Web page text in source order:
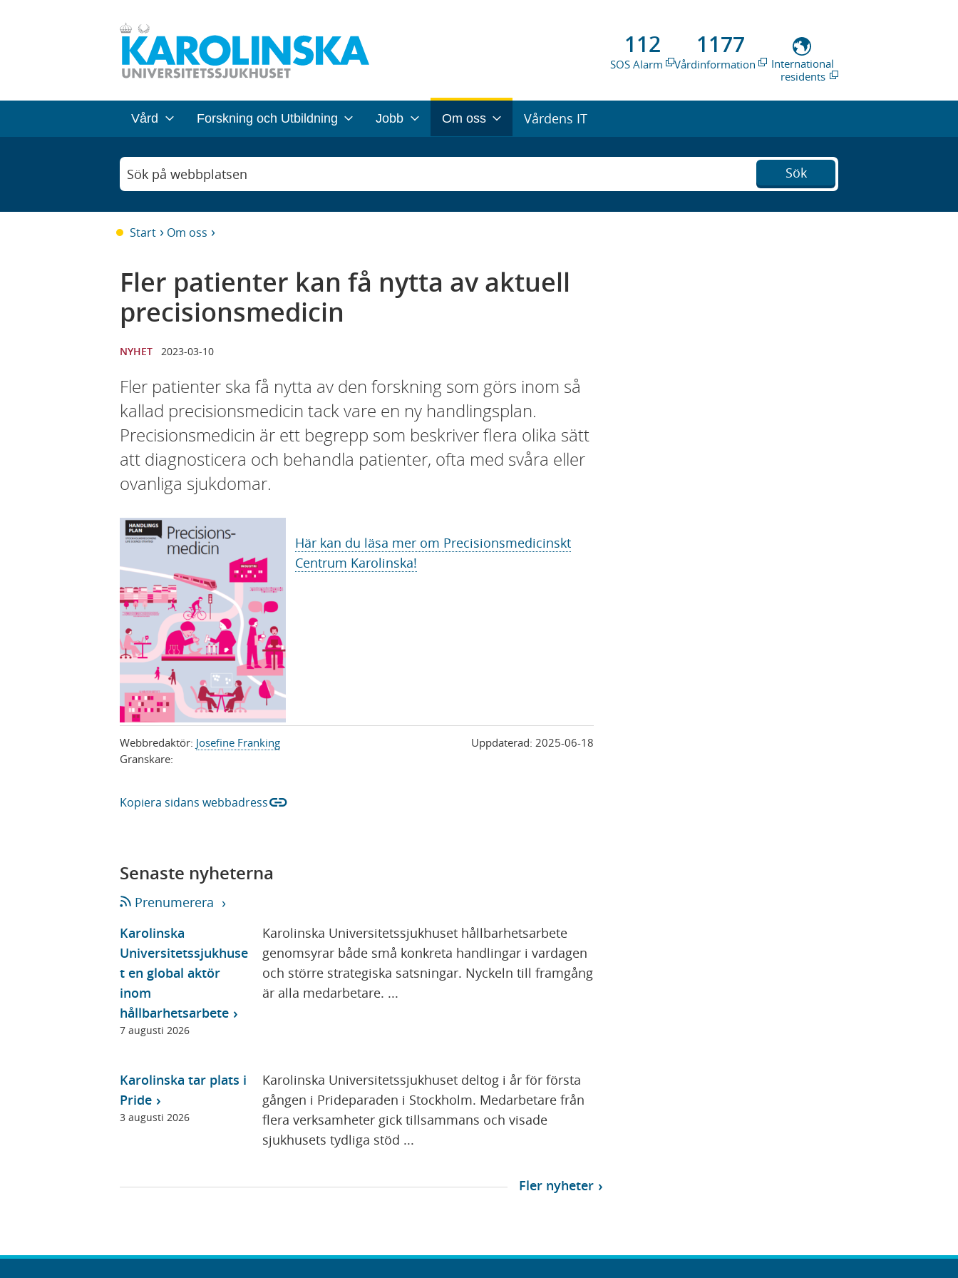
112
SOS Alarm
1177
Vårdinformation
International
residents
Vård Forskning och Utbildning Jobb Om oss Vårdens IT
Sök på webbplatsen Sök
Start Om oss
Fler patienter kan få nytta av aktuell
precisionsmedicin
NYHET 2023-03-10
Fler patienter ska få nytta av den forskning som görs inom så
kallad precisionsmedicin tack vare en ny handlingsplan.
Precisionsmedicin är ett begrepp som beskriver flera olika sätt
att diagnosticera och behandla patienter, ofta med svåra eller
ovanliga sjukdomar.
Här kan du läsa mer om Precisionsmedicinskt
Centrum Karolinska!
Webbredaktör: Josefine Franking
Granskare:
Uppdaterad: 2025-06-18
Kopiera sidans webbadresslink
Senaste nyheterna
Prenumerera
Karolinska
Universitetssjukhuse
t en global aktör
inom
hållbarhetsarbete
7 augusti 2026
Karolinska Universitetssjukhuset hållbarhetsarbete
genomsyrar både små konkreta handlingar i vardagen
och större strategiska satsningar. Nyckeln till framgång
är alla medarbetare. ...
Karolinska tar plats i
Pride
3 augusti 2026
Karolinska Universitetssjukhuset deltog i år för första
gången i Prideparaden i Stockholm. Medarbetare från
flera verksamheter gick tillsammans och visade
sjukhusets tydliga stöd ...
Fler nyheter